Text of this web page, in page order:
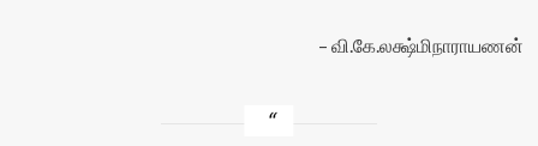
வி.கே.லக்ஷ்மிநாராயணன்